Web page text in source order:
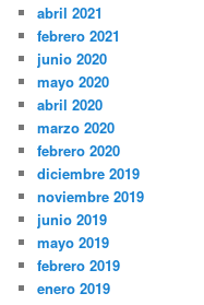
abril 2021
febrero 2021
junio 2020
mayo 2020
abril 2020
marzo 2020
febrero 2020
diciembre 2019
noviembre 2019
junio 2019
mayo 2019
febrero 2019
enero 2019